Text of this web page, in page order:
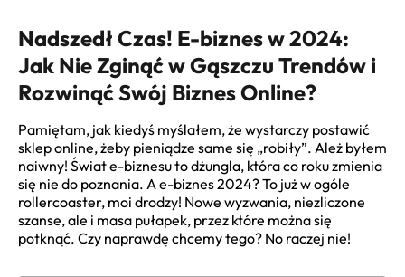
Nadszedł Czas! E-biznes w 2024:
Jak Nie Zginąć w Gąszczu Trendów i
Rozwinąć Swój Biznes Online?
Pamiętam, jak kiedyś myślałem, że wystarczy postawić
sklep online, żeby pieniądze same się „robiły”. Ależ byłem
naiwny! Świat e-biznesu to dżungla, która co roku zmienia
się nie do poznania. Ae-biznes 2024? To już w ogóle
rollercoaster, moi drodzy! Nowe wyzwania, niezliczone
szanse, ale i masa pułapek, przez które można się
potknąć. Czy naprawdę chcemy tego? No raczej nie!